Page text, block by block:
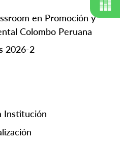
en Promoción y
Colombo Peruana
2026-2
Institución